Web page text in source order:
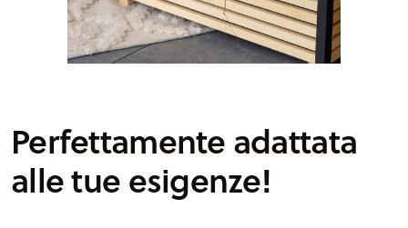
Perfettamente adattata
alle tue esigenze!